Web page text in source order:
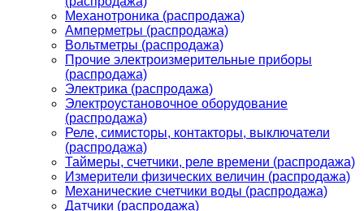
Механотроника (распродажа)
Амперметры (распродажа)
Вольтметры (распродажа)
Прочие электроизмерительные приборы
(распродажа)
Электрика (распродажа)
Электроустановочное оборудование
(распродажа)
Реле, симисторы, контакторы, выключатели
(распродажа)
Таймеры, счетчики, реле времени (распродажа)
Измерители физических величин (распродажа)
Механические счетчики воды (распродажа)
Датчики (распродажа)